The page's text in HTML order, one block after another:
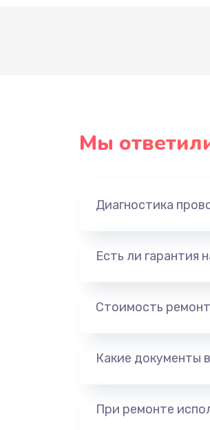
Мы
Диагностика
Есть ли гарантия
Стоимость
Какие документы
При ремонте